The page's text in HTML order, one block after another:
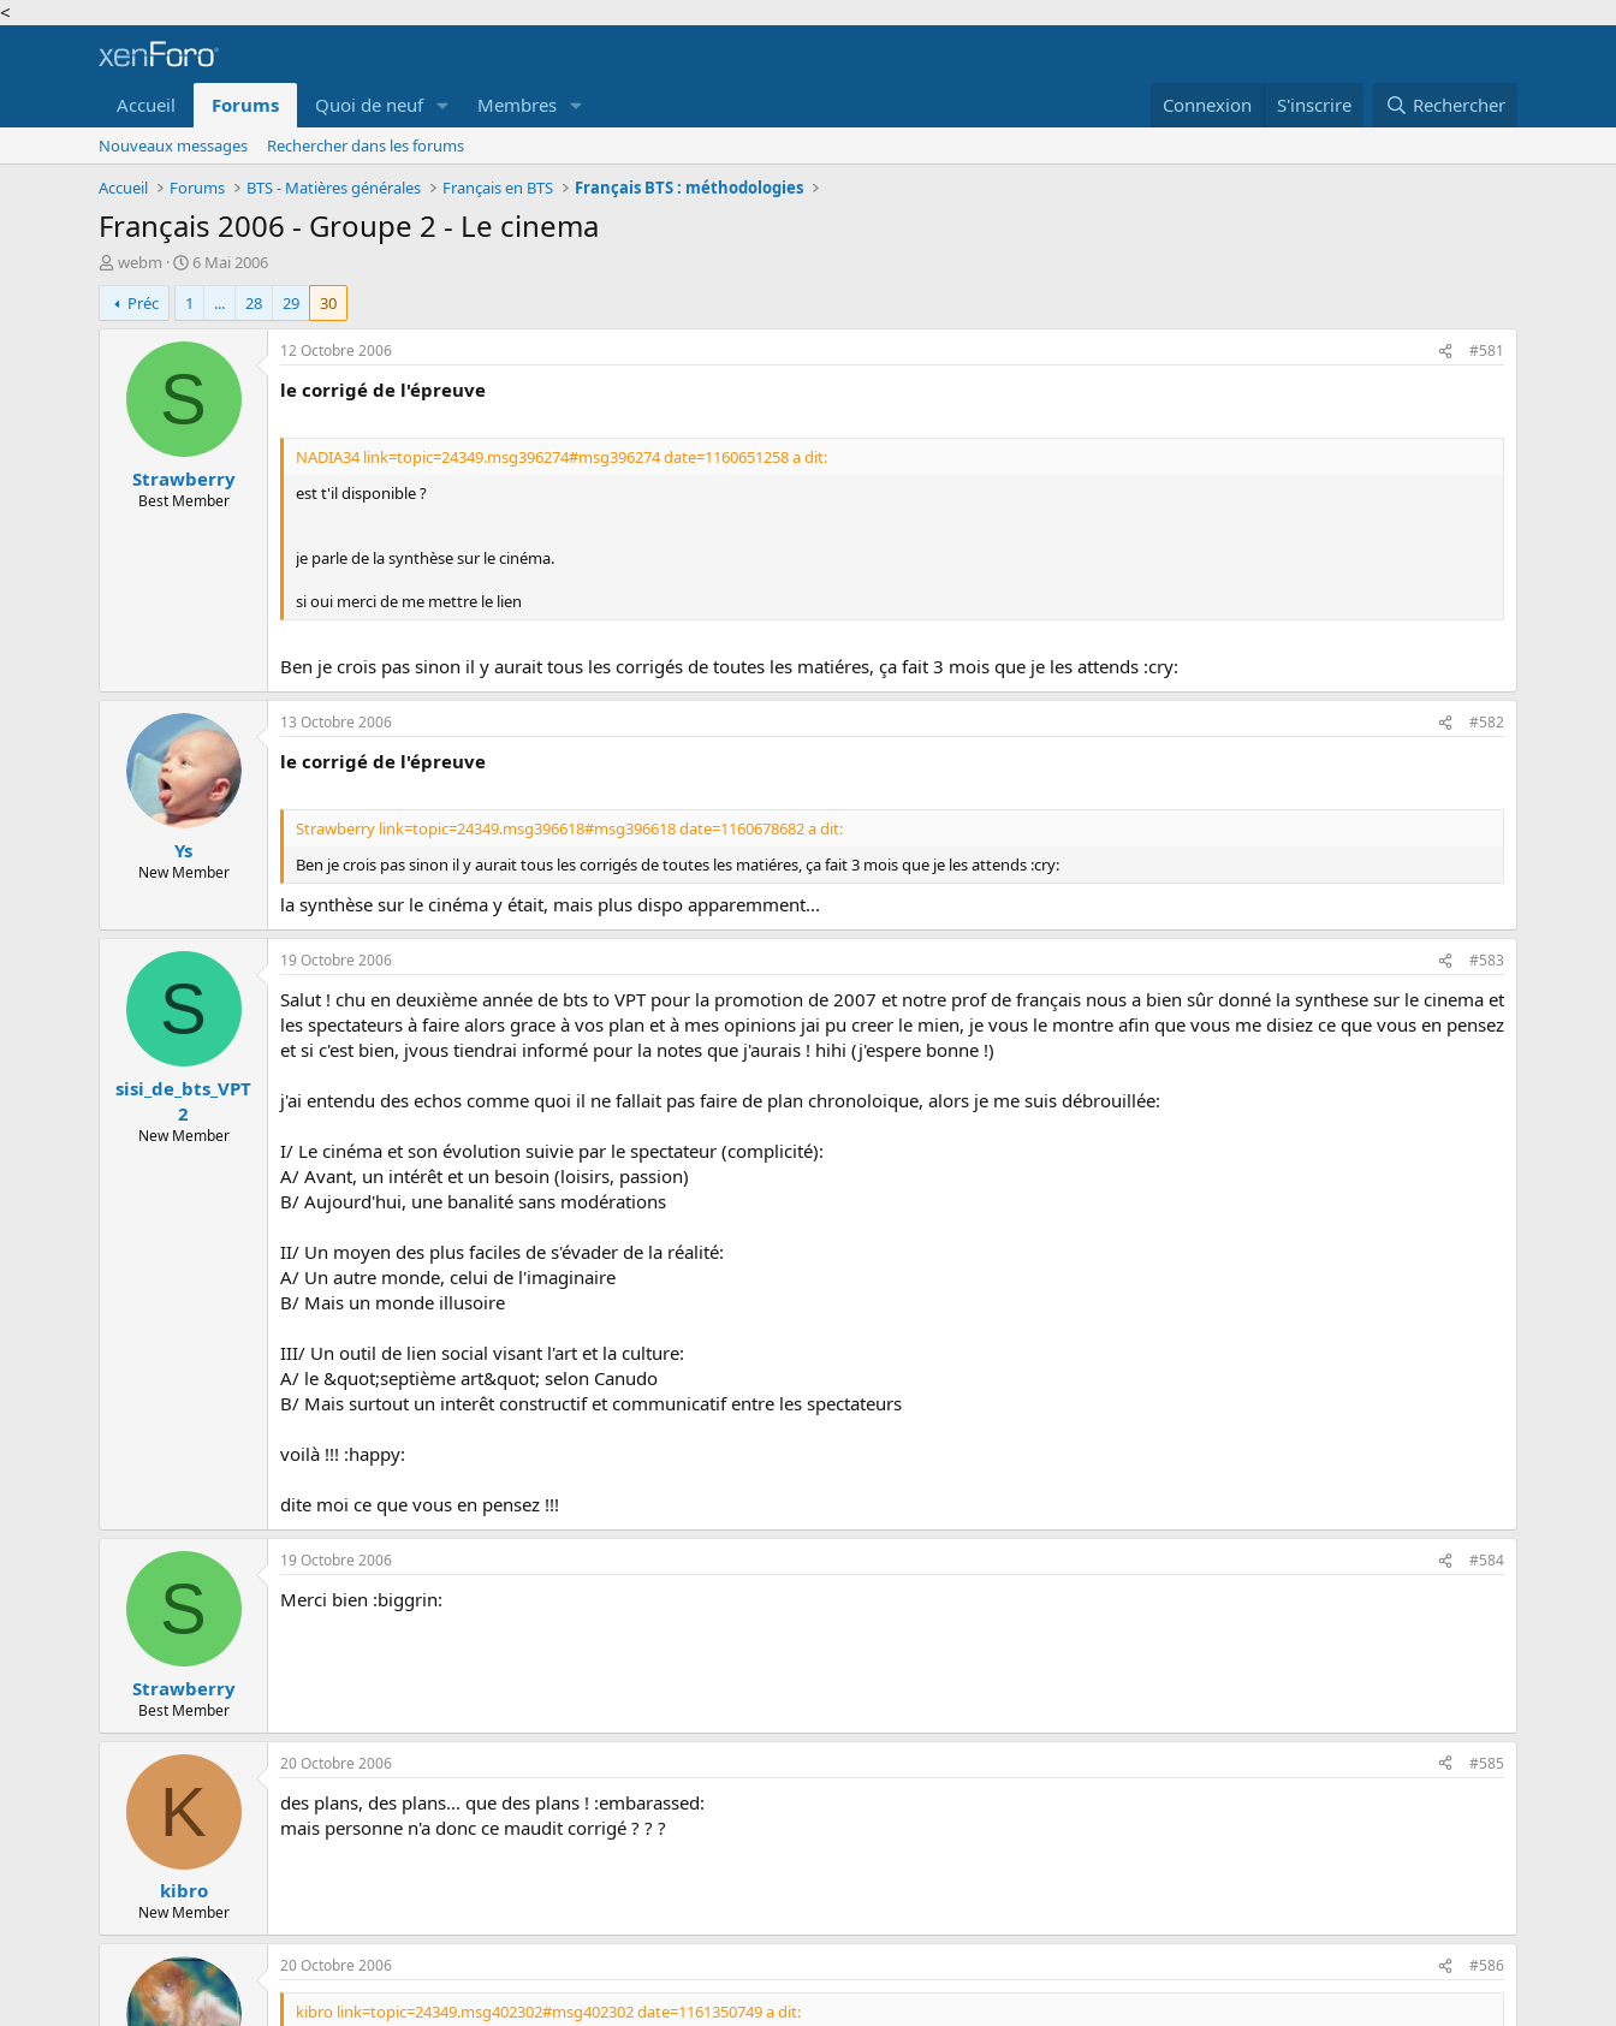
<
Accueil Forums Quoi de neuf Membres Connexion S'inscrire Rechercher
Nouveaux messages
Rechercher dans les forums
Accueil
Forums BTS - Matières générales Français en BTS Français BTS : méthodologies
Français 2006 - Groupe 2 - Le cinema
A
u
t
e
webm
D
a
e
d
e
d
é
u
t
6 Mai 2006
Préc
1 ... 28 29 30
S
Strawberry
Best Member
12 Octobre 2006 #581
le corrigé de l'épreuve
NADIA34 link=topic=24349.msg396274#msg396274 date=1160651258 a dit:
est t'il disponible ?
je parle de la synthèse sur le cinéma.
si oui merci de me mettre le lien
Ben je crois pas sinon il y aurait tous les corrigés de toutes les matiéres, ça fait 3 mois que je les attends :cry:
Ys
New Member
13 Octobre 2006 #582
le corrigé de l'épreuve
Strawberry link=topic=24349.msg396618#msg396618 date=1160678682 a dit:
Ben je crois pas sinon il y aurait tous les corrigés de toutes les matiéres, ça fait 3 mois que je les attends :cry:
la synthèse sur le cinéma y était, mais plus dispo apparemment...
S
sisi_de_bts_VPT
2
New Member
19 Octobre 2006 #583
Salut ! chu en deuxième année de bts to VPT pour la promotion de 2007 et notre prof de français nous a bien sûr donné la synthese sur le cinema et
les spectateurs à faire alors grace à vos plan et à mes opinions jai pu creer le mien, je vous le montre afin que vous me disiez ce que vous en pensez
et si c'est bien, jvous tiendrai informé pour la notes que j'aurais ! hihi (j'espere bonne !)
j'ai entendu des echos comme quoi il ne fallait pas faire de plan chronoloique, alors je me suis débrouillée:
I/ Le cinéma et son évolution suivie par le spectateur (complicité):
A/ Avant, un intérêt et un besoin (loisirs, passion)
B/ Aujourd'hui, une banalité sans modérations
II/ Un moyen des plus faciles de s'évader de la réalité:
A/ Un autre monde, celui de l'imaginaire
B/ Mais un monde illusoire
III/ Un outil de lien social visant l'art et la culture:
A/ le &quot;septième art&quot; selon Canudo
B/ Mais surtout un interêt constructif et communicatif entre les spectateurs
voilà !!! :happy:
dite moi ce que vous en pensez !!!
S
Strawberry
Best Member
19 Octobre 2006 #584
Merci bien :biggrin:
K
kibro
New Member
20 Octobre 2006 #585
des plans, des plans... que des plans ! :embarassed:
mais personne n'a donc ce maudit corrigé ? ? ?
20 Octobre 2006 #586
kibro link=topic=24349.msg402302#msg402302 date=1161350749 a dit: